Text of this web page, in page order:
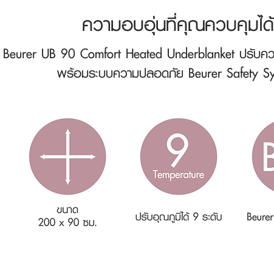
ความอบอุ่นที่คุณควบคุมได้
Beurer UB 90 Comfort Heated Underblanket ปรับค
พร้อมระบบความปลอดภัย Beurer Safety